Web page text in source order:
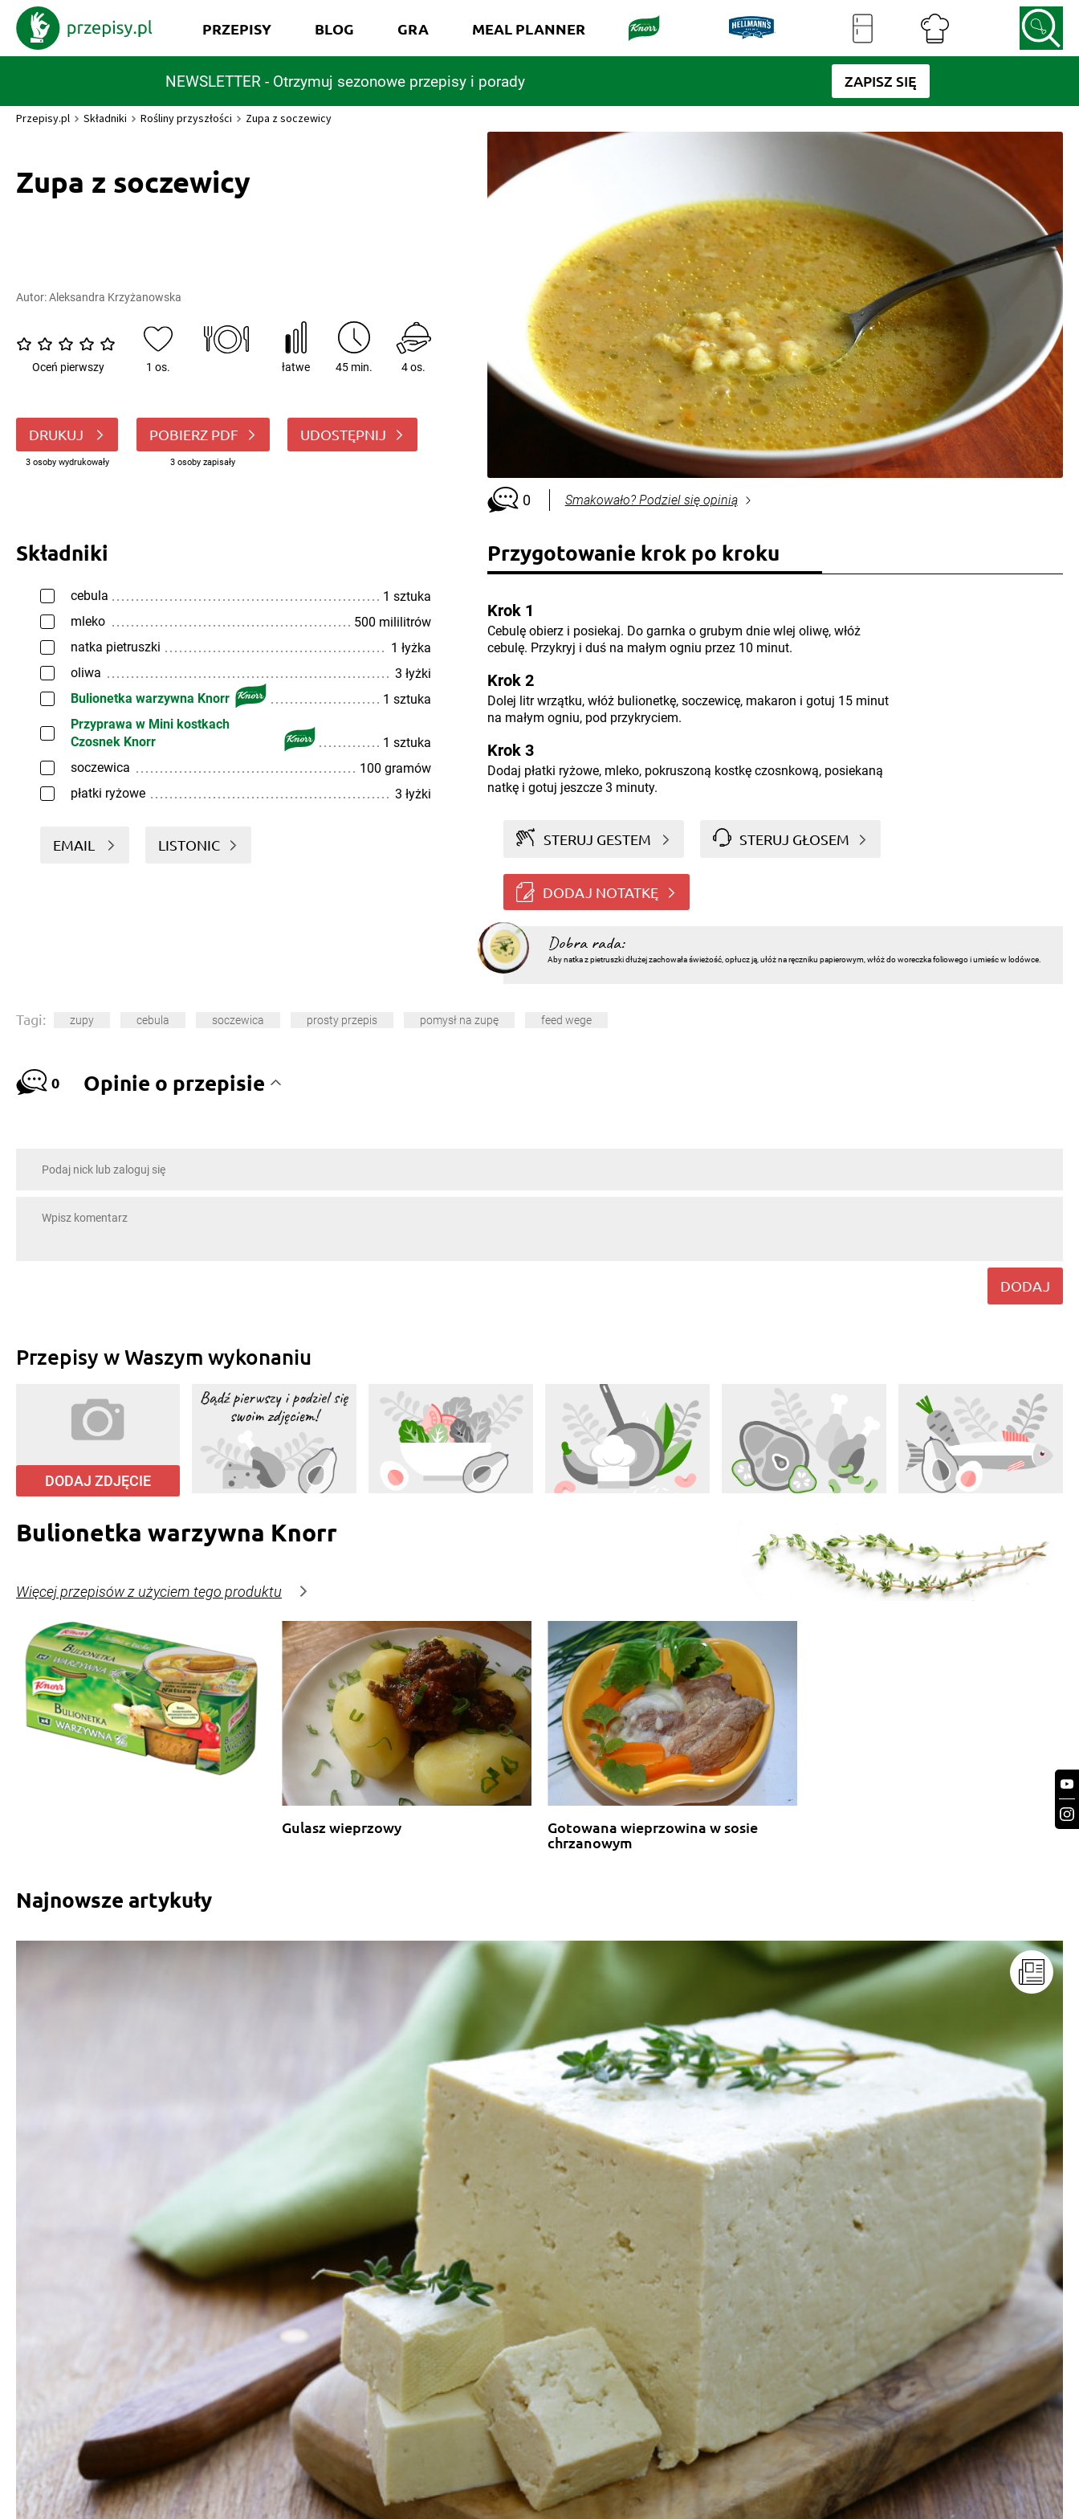
NEWSLETTER - Otrzymuj sezonowe przepisy i porady ZAPISZ SIĘ
PRZEPISY BLOG GRA MEAL PLANNER
Przepisy.pl Składniki Rośliny przyszłości Zupa z soczewicy
Zupa z soczewicy
Autor:Aleksandra Krzyżanowska
Oceń pierwszy 1 os. łatwe 45 min. 4 os.
DRUKUJ
3 osoby wydrukowały
POBIERZ PDF
3 osoby zapisały
UDOSTĘPNIJ
0 Smakowało? Podziel się opinią
Składniki
cebula
1 sztuka
mleko
500 mililitrów
natka pietruszki
1 łyżka
oliwa
3 łyżki
Bulionetka warzywna Knorr
1 sztuka
Przyprawa w Mini kostkach
Czosnek Knorr
1 sztuka
soczewica
100 gramów
płatki ryżowe
3 łyżki
EMAIL LISTONIC
Przygotowanie krok po kroku
Krok 1
Cebulę obierz i posiekaj. Do garnka o grubym dnie wlej oliwę, włóż
cebulę. Przykryj i duś na małym ogniu przez 10 minut.
Krok 2
Dolej litr wrzątku, włóż bulionetkę, soczewicę, makaron i gotuj 15 minut
na małym ogniu, pod przykryciem.
Krok 3
Dodaj płatki ryżowe, mleko, pokruszoną kostkę czosnkową, posiekaną
natkę i gotuj jeszcze 3 minuty.
STERUJ GESTEM STERUJ GŁOSEM
DODAJ NOTATKĘ
Dobra rada:
Aby natka z pietruszki dłużej zachowała świeżość, opłucz ją, ułóż na ręczniku papierowym, włóż do woreczka foliowego i umieśc w lodówce.
Tagi: zupy cebula soczewica prosty przepis pomysł na zupę feed wege
0 Opinie o przepisie
DODAJ
Przepisy w Waszym wykonaniu
DODAJ ZDJĘCIE
Bulionetka warzywna Knorr
Więcej przepisów z użyciem tego produktu
Gulasz wieprzowy
Gotowana wieprzowina w sosie
chrzanowym
Najnowsze artykuły